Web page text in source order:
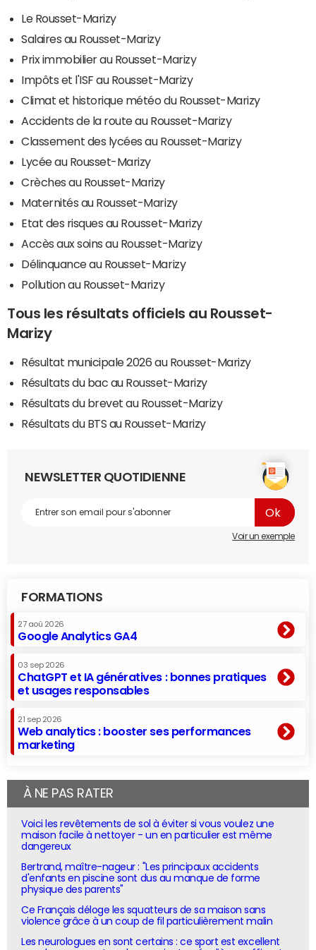
Le Rousset-Marizy
Salaires au Rousset-Marizy
Prix immobilier au Rousset-Marizy
Impôts et l'ISF au Rousset-Marizy
Climat et historique météo du Rousset-Marizy
Accidents de la route au Rousset-Marizy
Classement des lycées au Rousset-Marizy
Lycée au Rousset-Marizy
Crèches au Rousset-Marizy
Maternités au Rousset-Marizy
Etat des risques au Rousset-Marizy
Accès aux soins au Rousset-Marizy
Délinquance au Rousset-Marizy
Pollution au Rousset-Marizy
Tous les résultats officiels au Rousset-
Marizy
Résultat municipale 2026 au Rousset-Marizy
Résultats du bac au Rousset-Marizy
Résultats du brevet au Rousset-Marizy
Résultats du BTS au Rousset-Marizy
NEWSLETTER QUOTIDIENNE
Voir un exemple
FORMATIONS
27 aoû 2026
Google Analytics GA4
03 sep 2026
ChatGPT et IA génératives : bonnes pratiques
et usages responsables
21 sep 2026
Web analytics : booster ses performances
marketing
À NE PAS RATER
Voici les revêtements de sol à éviter si vous voulez une
maison facile à nettoyer - un en particulier est même
dangereux
Bertrand, maître-nageur : "Les principaux accidents
d'enfants en piscine sont dus au manque de forme
physique des parents"
Ce Français déloge les squatteurs de sa maison sans
violence grâce à un coup de fil particulièrement malin
Les neurologues en sont certains : ce sport est excellent